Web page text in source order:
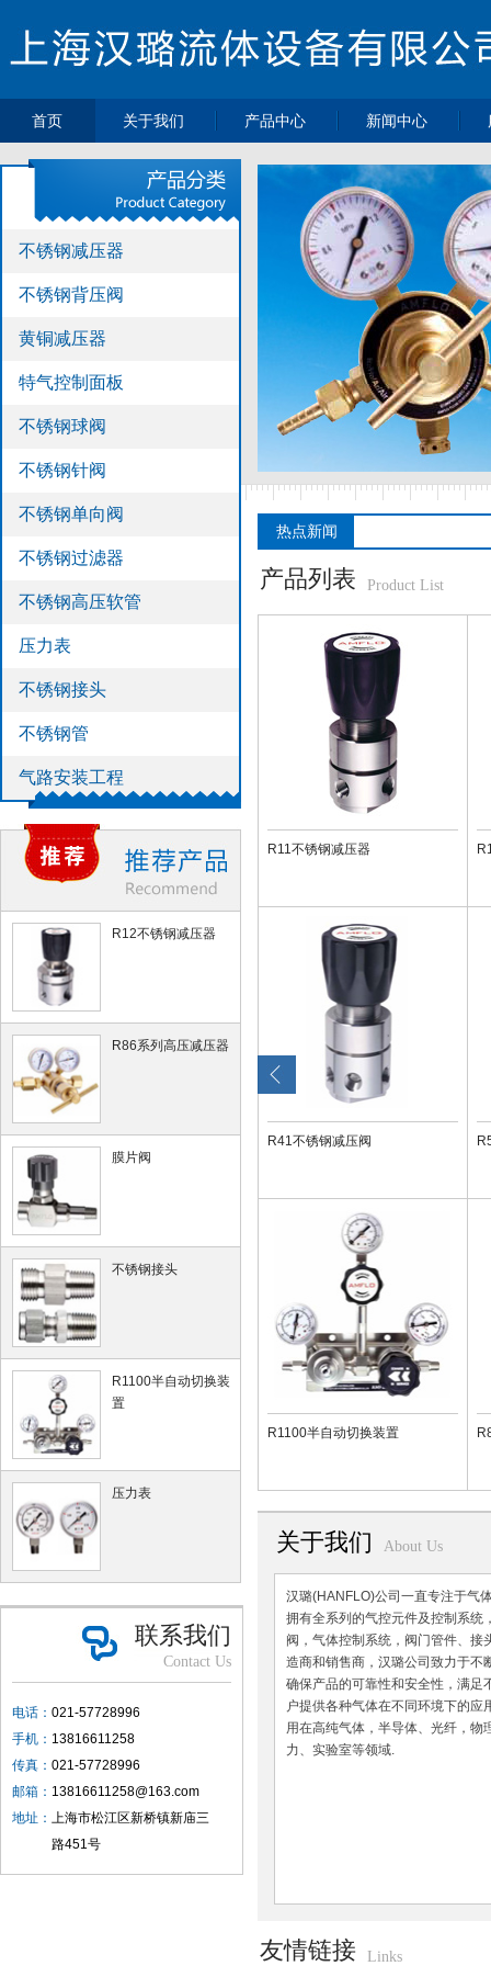
首页 关于我们 产品中心 新闻中心
>公司简介 >不锈钢减压器
> 黄铜减压器
特气控制面板
不锈钢高压软
不锈钢接头
气路安装工程
>最新动态
>企业新闻
>行业动态
>热点新闻
不锈钢减压器
不锈钢背压阀
黄铜减压器
特气控制面板
不锈钢球阀
不锈钢针阀
不锈钢单向阀
不锈钢过滤器
不锈钢高压软管
压力表
不锈钢接头
不锈钢管
气路安装工程
R12不锈钢减压器
R86系列高压减压器
膜片阀
不锈钢接头
R1100半自动切换装
置
压力表
联系我们
Contact Us
电话： 021-57728996
手机： 13816611258
传真： 021-57728996
邮箱： 13816611258@163.com
地址： 上海市松江区新桥镇新庙三
路451号
热点新闻
产品列表 Product List
R11不锈钢减压器
R41不锈钢减压阀
R1100半自动切换装置
关于我们 About Us
汉璐(HANFLO)公司一直专注于气
拥有全系列的气控元件及控制系统
阀，气体控制系统，阀门管件、接
造商和销售商，汉璐公司致力于不
确保产品的可靠性和安全性，满足
户提供各种气体在不同环境下的应
用在高纯气体，半导体、光纤，物
力、实验室等领域.
友情链接 Links